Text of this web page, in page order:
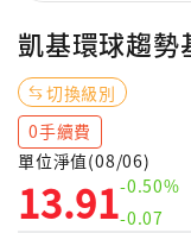
凱基環球趨
切換級別
0手續費
單位淨值(08/06)
13.91-0.50%
-0.07